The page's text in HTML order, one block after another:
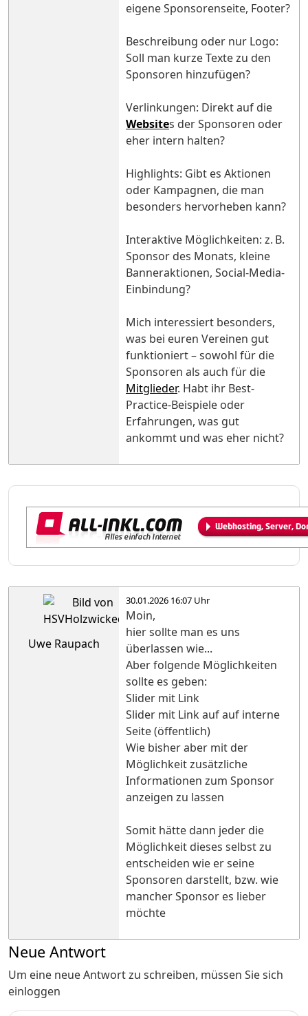
eigene Sponsorenseite, Footer?
Beschreibung oder nur Logo:
Soll man kurze Texte zu den
Sponsoren hinzufügen?
Verlinkungen: Direkt auf die
Websites der Sponsoren oder
eher intern halten?
Highlights: Gibt es Aktionen
oder Kampagnen, die man
besonders hervorheben kann?
Interaktive Möglichkeiten: z. B.
Sponsor des Monats, kleine
Banneraktionen, Social-Media-
Einbindung?
Mich interessiert besonders,
was bei euren Vereinen gut
funktioniert – sowohl für die
Sponsoren als auch für die
Mitglieder. Habt ihr Best-
Practice-Beispiele oder
Erfahrungen, was gut
ankommt und was eher nicht?
Uwe Raupach
30.01.2026 16:07 Uhr
Moin,
hier sollte man es uns
überlassen wie...
Aber folgende Möglichkeiten
sollte es geben:
Slider mit Link
Slider mit Link auf auf interne
Seite (öffentlich)
Wie bisher aber mit der
Möglichkeit zusätzliche
Informationen zum Sponsor
anzeigen zu lassen
Somit hätte dann jeder die
Möglichkeit dieses selbst zu
entscheiden wie er seine
Sponsoren darstellt, bzw. wie
mancher Sponsor es lieber
möchte
Neue Antwort
Um eine neue Antwort zu schreiben, müssen Sie sich
einloggen